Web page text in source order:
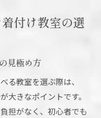
付け教室の選
見極め方
る教室を選ぶ際は、
大きなポイントです。
担がなく、初心者でも